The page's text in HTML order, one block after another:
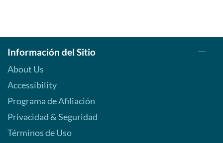
Información del Sitio
About Us
Accessibility
Programa de Afiliación
Privacidad & Seguridad
Términos de Uso